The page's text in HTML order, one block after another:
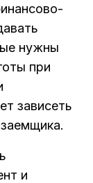
нужны
при
зависеть
и